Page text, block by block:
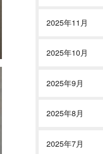
2025年11月
2025年10月
2025年9月
2025年8月
2025年7月